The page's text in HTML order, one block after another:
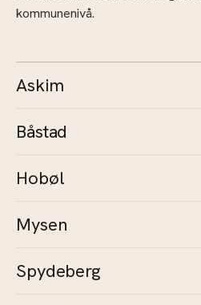
kommunenivå.
Askim
Båstad
Hobøl
Mysen
Spydeberg